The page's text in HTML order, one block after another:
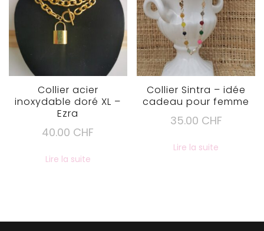
Collier acier
inoxydable doré XL –
Ezra
40.00 CHF
Lire la suite
Collier Sintra – idée
cadeau pour femme
35.00 CHF
Lire la suite